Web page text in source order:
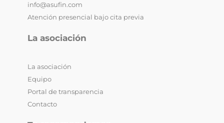
info@asufin.com
Atención presencial bajo cita previa
La asociación
La asociación
Equipo
Portal de transparencia
Contacto